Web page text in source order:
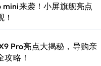
mini来袭！小屏旗舰亮点
Pro亮点大揭秘，导购亲
攻略！